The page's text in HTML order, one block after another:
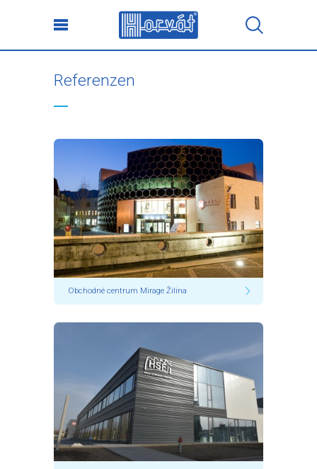
Referenzen
Obchodné centrum Mirage Žilina